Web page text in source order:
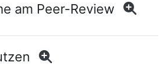
am Peer-Review